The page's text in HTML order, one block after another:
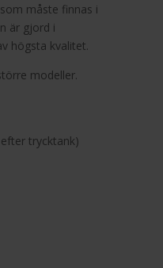
måste finnas i
är gjord i
högsta kvalitet.
modeller.
trycktank)